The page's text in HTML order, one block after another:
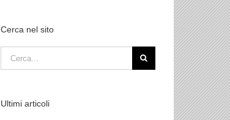
Cerca nel sito
Ultimi articoli